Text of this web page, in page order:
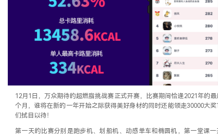
12月1日，万众期待的超燃脂挑战赛正式开赛，比赛期间恰逢2021年的最
个月，谁将在新的一年开始之际获得美好身材的同时还能领走30000大奖
们拭目以待！
第一天的比赛分别是跑步机、划船机、动感单车和椭圆机，第一堂课一